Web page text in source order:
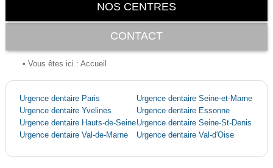
NOS CENTRES
CONTACT
• Vous êtes ici : Accueil
Urgence dentaire Paris
Urgence dentaire Seine-et-Marne
Urgence dentaire Yvelines
Urgence dentaire Essonne
Urgence dentaire Hauts-de-SeineUrgence dentaire Seine-St-Denis
Urgence dentaire Val-de-Marne
Urgence dentaire Val-d'Oise